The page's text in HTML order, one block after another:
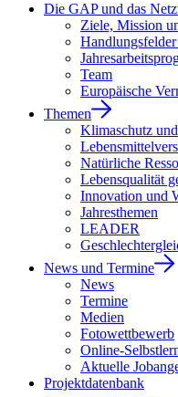
Die GAP und das
Ziele, Mission
Team
Europäische
Themen
Klimaschutz
Natürliche
Lebensqualität
Innovation und
Jahresthemen
LEADER
News und Termine
News
Termine
Medien
Fotowettbewerb
Online-
Aktuelle
Projektdatenbank